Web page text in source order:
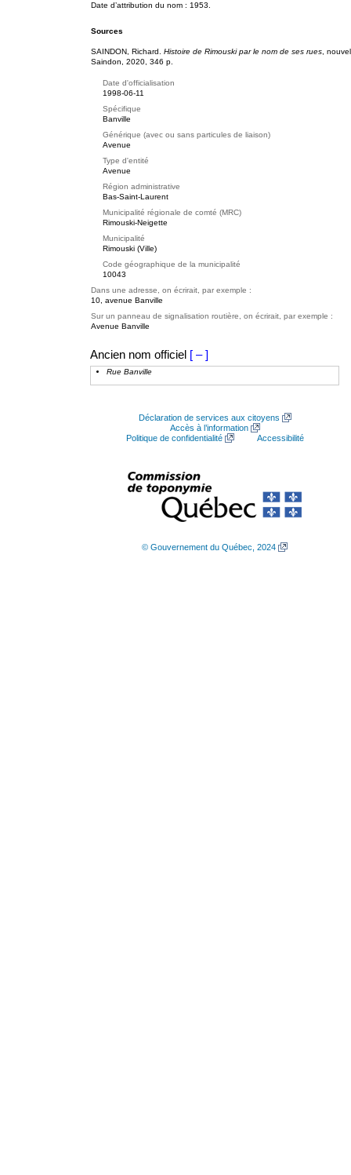
Date d’attribution du nom : 1953.
Sources
SAINDON, Richard. Histoire de Rimouski par le nom de ses rues ,
Saindon, 2020, 346 p.
Date d'officialisation
1998-06-11
Spécifique
Banville
Générique (avec ou sans particules de liaison)
Avenue
Type d'entité
Avenue
Région administrative
Bas-Saint-Laurent
Municipalité régionale de comté (MRC)
Rimouski-Neigette
Municipalité
Rimouski (Ville)
Code géographique de la municipalité
10043
Dans une adresse, on écrirait, par exemple :
10, avenue Banville
Sur un panneau de signalisation routière, on écrirait, par exemple :
Avenue Banville
Ancien nom officiel [ – ]
Rue Banville
Déclaration de services aux citoyens
Accès à l’information
Politique de confidentialité
Accessibilité
© Gouvernement du Québec, 2024